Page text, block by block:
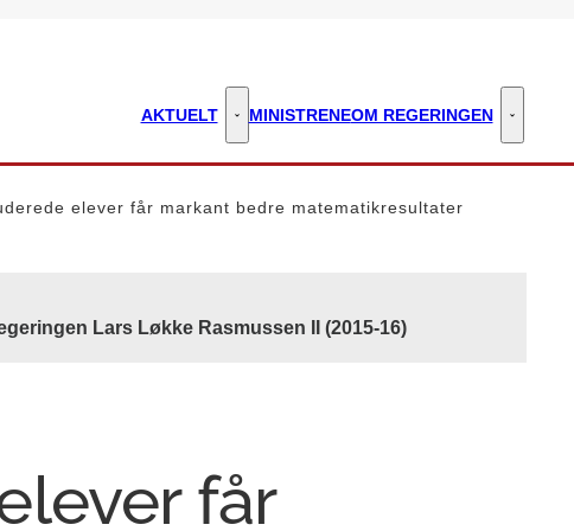
AKTUELT Aktuelt - Flere links
MINISTRENEOM REGERINGEN Om
elever får markant bedre matematikresultater
Lars Løkke Rasmussen II (2015-16)
får